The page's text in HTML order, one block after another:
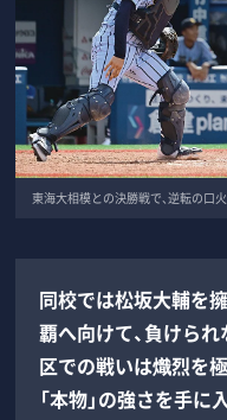
東海大相模との決勝戦で、逆転の口
同校では松坂大輔を
覇へ向けて、負けら
区での戦いは熾烈を
「本物」の強さを手に